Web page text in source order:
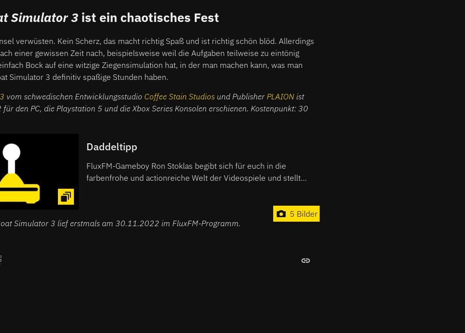
5 Bilder
Simulator 3 ist ein chaotisches Fest
verwüsten. Kein Scherz, das macht richtig Spaß und ist richtig schön blöd. Allerdings
einer gewissen Zeit nach, beispielsweise weil die Aufgaben teilweise zu eintönig
Bock auf eine witzige Ziegensimulation hat, in der man machen kann, was man
Simulator 3 definitiv spaßige Stunden haben.
vom schwedischen Entwicklungsstudio Coffee Stain Studios und Publisher PLAION ist
den PC, die Playstation 5 und die Xbox Series Konsolen erschienen. Kostenpunkt: 30
Daddeltipp
FluxFM-Gameboy Ron Stoklas begibt sich für euch in die
farbenfrohe und actionreiche Welt der Videospiele und stellt
Simulator 3 lief erstmals am 30.11.2022 im FluxFM-Programm.